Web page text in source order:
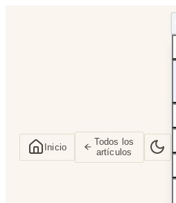
Inicio
Todos los
artículos